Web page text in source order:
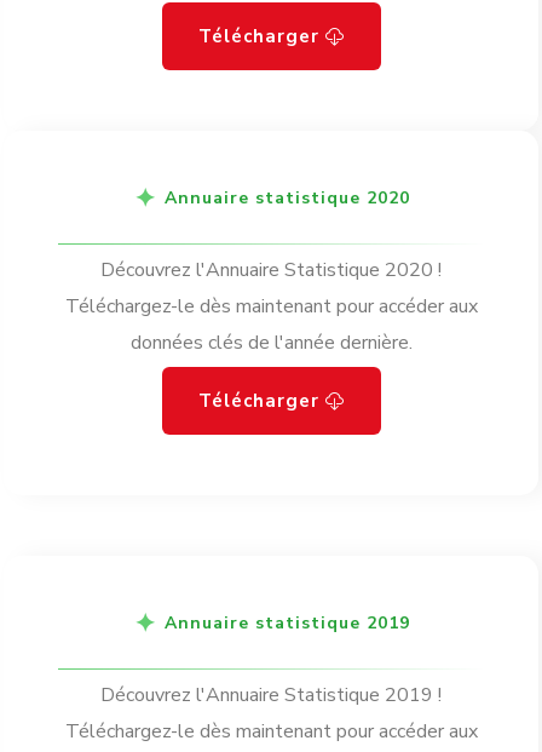
Télécharger
Annuaire statistique 2020
Découvrez l'Annuaire Statistique 2020 !
Téléchargez-le dès maintenant pour accéder aux
données clés de l'année dernière.
Télécharger
Annuaire statistique 2019
Découvrez l'Annuaire Statistique 2019 !
Téléchargez-le dès maintenant pour accéder aux